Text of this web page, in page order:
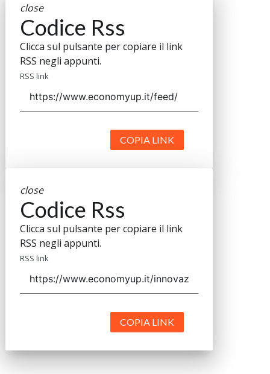
close
Codice Rss
Clicca sul pulsante per copiare il link
RSS negli appunti.
RSS link
COPIA LINK
close
Codice Rss
Clicca sul pulsante per copiare il link
RSS negli appunti.
RSS link
COPIA LINK